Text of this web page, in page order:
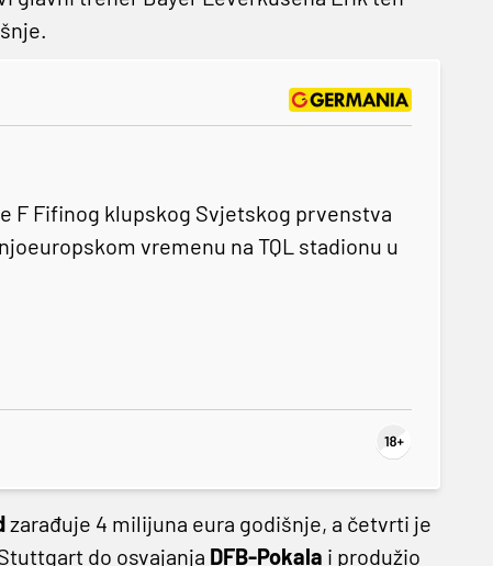
F Fifinog klupskog Svjetskog prvenstva
vremenu na TQL stadionu u
zarađuje 4 milijuna eura godišnje, a četvrti je
do osvajanja DFB-Pokala i produžio